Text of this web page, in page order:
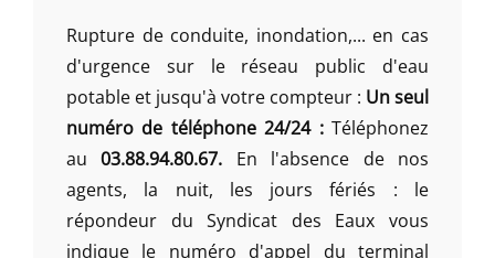
Rupture de conduite, inondation,... en cas
d'urgence sur le réseau public d'eau
potable et jusqu'à votre compteur : Un seul
numéro de téléphone 24/24 :Téléphonez
au03.88.94.80.67. En l'absence de nos
agents, la nuit, les jours fériés : le
répondeur du Syndicat des Eaux vous
indique le numéro d'appel du terminal